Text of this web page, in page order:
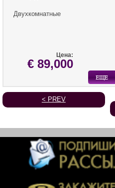
Двухкомнатные
Цена:
€ 89,000
< PREV